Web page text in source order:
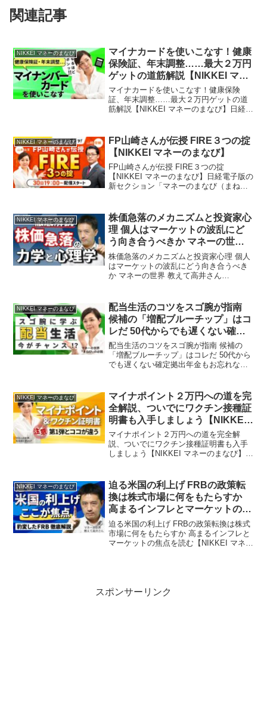
関連記事
NIKKEI マネーのまなび
マイナカードを使いこなす！健康
保険証、年末調整……最大２万円
ゲットの道筋解説【NIKKEI マネ
ーのまなび】
マイナカードを使いこなす！健康保険
証、年末調整……最大２万円ゲットの道
筋解説【NIKKEI マネーのまなび】日経電
の賢い付き合い方、人生100年時代のライ
フプランに欠かせ...
NIKKEI マネーのまなび
FP山崎さんが伝授 FIRE３つの掟
【NIKKEI マネーのまなび】
FP山崎さんが伝授 FIRE３つの掟
【NIKKEI マネーのまなび】日経電子版の
新セクション「マネーのまなび（まね
ンに欠かせない情報を発信します。この
チャンネルでは...
NIKKEI マネーのまなび
株価急落のメカニズムと投資家心
理 個人はマーケットの波乱にど
う向き合うべきか マネーの世界
教えて高井さん【NIKKEI マネー
のまなび】
株価急落のメカニズムと投資家心理 個人
はマーケットの波乱にどう向き合うべき
か マネーの世界 教えて高井さん
び）」のチャンネルです。お金との賢い
付き合い方、人生10...
NIKKEI マネーのまなび
配当生活のコツをスゴ腕が指南
候補の「増配ブルーチップ」はコ
レだ 50代からでも遅くない確定
拠出年金もお忘れなく!【NIKKEI
マネーのまなび】
配当生活のコツをスゴ腕が指南 候補の
「増配ブルーチップ」はコレだ 50代から
でも遅くない確定拠出年金もお忘れなく!
び）」のチャンネルです。お金との賢い
付き合い方、...
NIKKEI マネーのまなび
マイナポイント２万円への道を完
全解説、ついでにワクチン接種証
明書も入手しましょう【NIKKEI
マネーのまなび】
マイナポイント２万円への道を完全解
説、ついでにワクチン接種証明書も入手
しましょう【NIKKEI マネーのまなび】日
との賢い付き合い方、人生100年時代のラ
イフプランに欠...
NIKKEI マネーのまなび
迫る米国の利上げ FRBの政策転
換は株式市場に何をもたらすか
高まるインフレとマーケットの焦
点を読む【NIKKEI マネーのまな
び】
迫る米国の利上げ FRBの政策転換は株式
市場に何をもたらすか 高まるインフレと
マーケットの焦点を読む【NIKKEI マネー
スポンサーリンク